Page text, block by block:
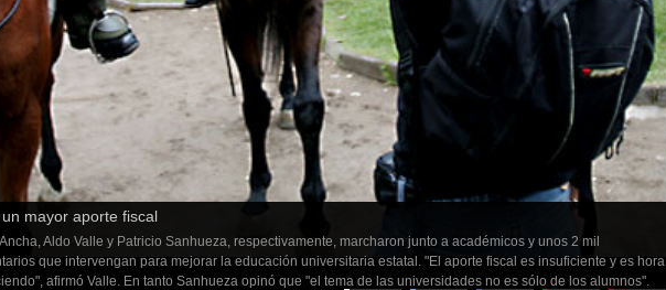
mayor aporte fiscal
Aldo Valle y Patricio Sanhueza, respectivamente, marcharon junto a académicos y unos 2 mil
que intervengan para mejorar la educación universitaria estatal. "El aporte fiscal es insuficiente y es hora
afirmó Valle. En tanto Sanhueza opinó que "el tema de las universidades no es sólo de los alumnos".